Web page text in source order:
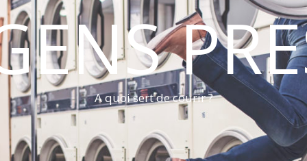
A quoi sert de courir ?